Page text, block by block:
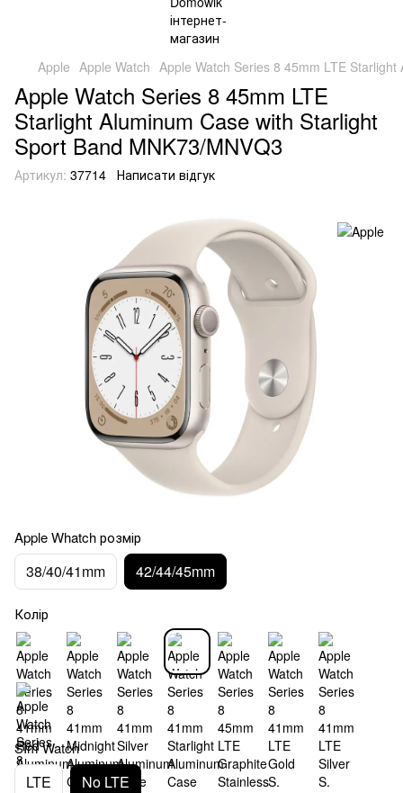
Apple Apple Watch Apple Watch Series 8 45mm LTE
Apple Watch Series 8 45mm LTE
Starlight Aluminum Case with Starlight
Sport Band MNK73/MNVQ3
Артикул: 37714 Написати відгук
Apple Whatch розмір
38/40/41mm 42/44/45mm
Колір
SIm Watch
LTE No LTE